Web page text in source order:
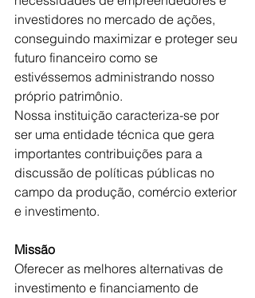
investidores no mercado de ações,
conseguindo maximizar e proteger seu
futuro financeiro como se
estivéssemos administrando nosso
próprio patrimônio.
Nossa instituição caracteriza-se por
ser uma entidade técnica que gera
importantes contribuições para a
discussão de políticas públicas no
campo da produção, comércio exterior
e investimento.
Missão
Oferecer as melhores alternativas de
investimento e financiamento de